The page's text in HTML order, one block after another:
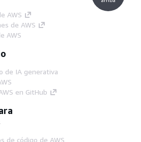
region YourQueueName
copia y pega la
la línea 14.
AWS
de AWS
AWS
de IA generativa
en GitHub
de código de AWS